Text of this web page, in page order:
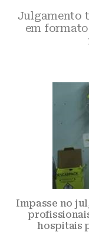
Julgamento
em
Impasse no
hospitais